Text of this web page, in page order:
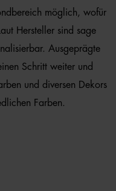
möglich, wofür
Hersteller sind sage
Ausgeprägte
Schritt weiter und
und diversen Dekors
Farben.